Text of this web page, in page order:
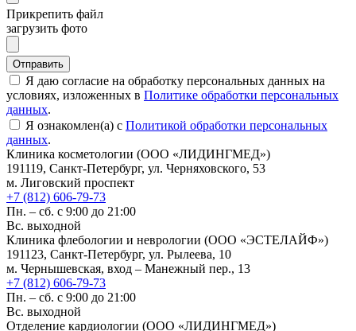
Прикрепить файл
загрузить фото
Отправить
Я даю согласие на обработку персональных данных на
условиях, изложенных в Политике обработки персональных
данных.
Я ознакомлен(а) с Политикой обработки персональных
данных.
Клиника косметологии (ООО «ЛИДИНГМЕД»)
191119, Санкт-Петербург, ул. Черняховского, 53
м. Лиговский проспект
+7 (812) 606-79-73
Пн. – сб. с 9:00 до 21:00
Вс. выходной
Клиника флебологии и неврологии (ООО «ЭСТЕЛАЙФ»)
191123, Санкт-Петербург, ул. Рылеева, 10
м. Чернышевская, вход – Манежный пер., 13
+7 (812) 606-79-73
Пн. – сб. с 9:00 до 21:00
Вс. выходной
Отделение кардиологии (ООО «ЛИДИНГМЕД»)